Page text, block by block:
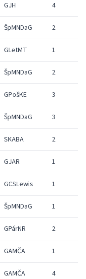
GJH 4
ŠpMNDaG 2
GLetMT 1
ŠpMNDaG 2
GPošKE 3
ŠpMNDaG 3
SKABA 2
GJAR 1
GCSLewis 1
ŠpMNDaG 1
GPárNR 2
GAMČA 1
GAMČA 4